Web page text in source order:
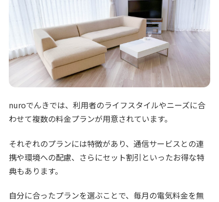
nuroでんきでは、利用者のライフスタイルやニーズに合
わせて複数の料金プランが用意されています。
それぞれのプランには特徴があり、通信サービスとの連
携や環境への配慮、さらにセット割引といったお得な特
典もあります。
自分に合ったプランを選ぶことで、毎月の電気料金を無